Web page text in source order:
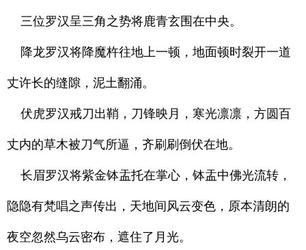
三位罗汉呈三角之势将鹿青玄围在中央。
降龙罗汉将降魔杵往地上一顿，地面顿时裂开一道
丈许长的缝隙，泥土翻涌。
伏虎罗汉戒刀出鞘，刀锋映月，寒光凛凛，方圆百
丈内的草木被刀气所逼，齐刷刷倒伏在地。
长眉罗汉将紫金钵盂托在掌心，钵盂中佛光流转，
隐隐有梵唱之声传出，天地间风云变色，原本清朗的
夜空忽然乌云密布，遮住了月光。